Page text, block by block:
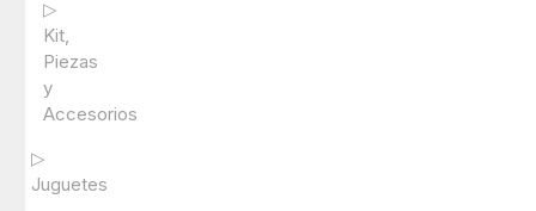
▷
Kit,
Piezas
y
Accesorios
▷
Juguetes